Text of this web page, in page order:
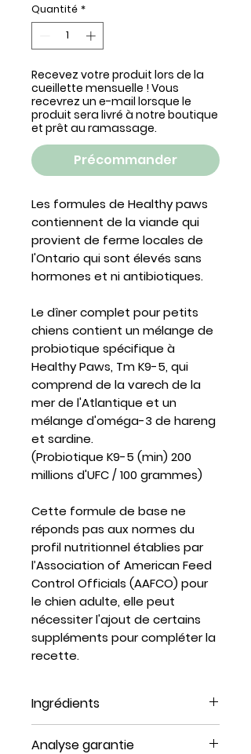
Quantité *
Recevez votre produit lors de la
cueillette mensuelle ! Vous
recevrez un e-mail lorsque le
produit sera livré à notre boutique
et prêt au ramassage.
Précommander
Les formules de Healthy paws
contiennent de la viande qui
provient de ferme locales de
l'Ontario qui sont élevés sans
hormones et ni antibiotiques.
Le dîner complet pour petits
chiens contient un mélange de
probiotique spécifique à
Healthy Paws, Tm K9-5, qui
comprend de la varech de la
mer de l'Atlantique et un
mélange d'oméga-3 de hareng
et sardine.
(Probiotique K9-5 (min) 200
millions d'UFC / 100 grammes)
Cette formule de base ne
réponds pas aux normes du
profil nutritionnel établies par
l’Association of American Feed
Control Officials (AAFCO) pour
le chien adulte, elle peut
nécessiter l'ajout de certains
suppléments pour compléter la
recette.
Ingrédients
Analyse garantie